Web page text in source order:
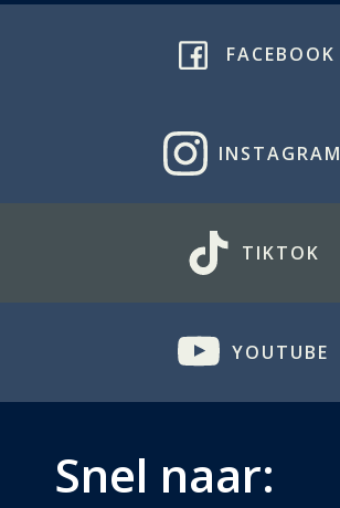
FACEBOOK
INSTAGRAM
TIKTOK
YOUTUBE
Snel naar: